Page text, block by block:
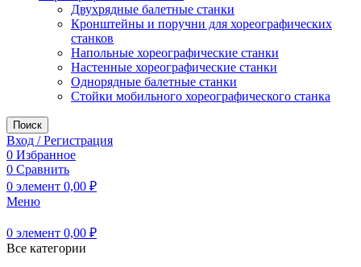
Двухрядные балетные станки
Кронштейны и поручни для хореографических
станков
Напольные хореографические станки
Настенные хореографические станки
Однорядные балетные станки
Стойки мобильного хореографического станка
Поиск
Вход / Регистрация
0 Избранное
0 Сравнить
0 элемент 0,00 ₽
Меню
0 элемент 0,00 ₽
Все категории